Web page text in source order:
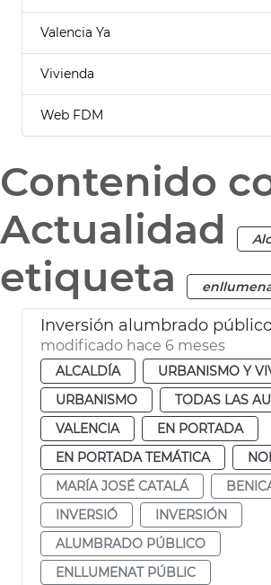
Valencia Ya
Vivienda
Web FDM
Contenido
Actualidad
etiqueta
modificado hace 6 meses
ALCALDÍA
URBANISMO Y
URBANISMO
TODAS LAS
VALENCIA
EN PORTADA
EN PORTADA TEMÁTICA
MARÍA JOSÉ CATALÁ
INVERSIÓ
INVERSIÓN
ALUMBRADO PÚBLICO
ENLLUMENAT PÚBLIC